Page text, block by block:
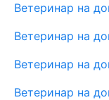
Ветеринар на
Ветеринар на
Ветеринар на
Ветеринар на